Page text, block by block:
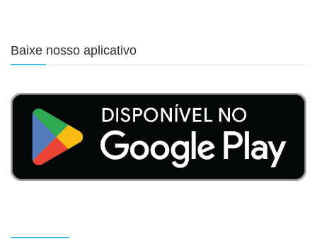
Baixe nosso aplicativo